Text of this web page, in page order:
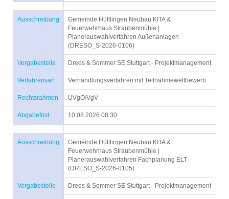
Ausschreibung
Gemeinde Hüttlingen Neubau KITA &
Feuerwehrhaus Straubenmühle |
Planerauswahlverfahren Außenanlagen
(DRESO_S-2026-0106)
Vergabestelle Drees & Sommer SE Stuttgart - Projektmanagement
Verfahrensart Verhandlungsverfahren mit Teilnahmewettbewerb
Rechtsrahmen UVgO/VgV
Abgabefrist 10.08.2026 08:30
Ausschreibung
Gemeinde Hüttlingen Neubau KITA &
Feuerwehrhaus Straubenmühle |
Planerauswahlverfahren Fachplanung ELT
(DRESO_S-2026-0105)
Vergabestelle Drees & Sommer SE Stuttgart - Projektmanagement